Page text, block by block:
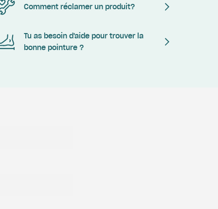
Comment réclamer un produit?
Tu as besoin d'aide pour trouver la
bonne pointure ?